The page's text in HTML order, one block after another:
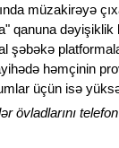
müzakirəyə
qanuna
şəbəkə
həmçinin
üçün isə
övladlarını